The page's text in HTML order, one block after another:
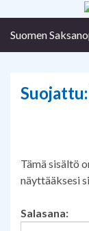
Suomen
Tämä sisältö
näyttääksesi
Salasana: